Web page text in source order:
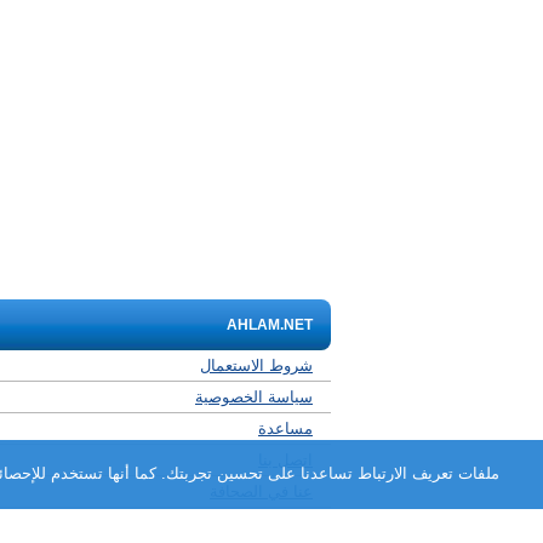
AHLAM.NET
شروط الاستعمال
سياسة الخصوصية
مساعدة
ملفات تعريف الارتباط تساعدنا على تحسين تجربتك. كما أنها تستخدم